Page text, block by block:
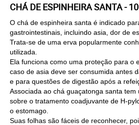
CHÁ DE ESPINHEIRA SANTA -
O chá de espinheira santa é indicado
gastrointestinais, incluindo asia, dor de
Trata-se de uma erva popularmente
utilizada.
Ela funciona como uma proteção para o
caso de asia deve ser consumida antes
e para questões de digestão após a
Associada ao chá guaçatonga santa tem
sobre o tratamento coadjuvante de H-
o estomago.
Suas folhas são fáceis de reconhecer,